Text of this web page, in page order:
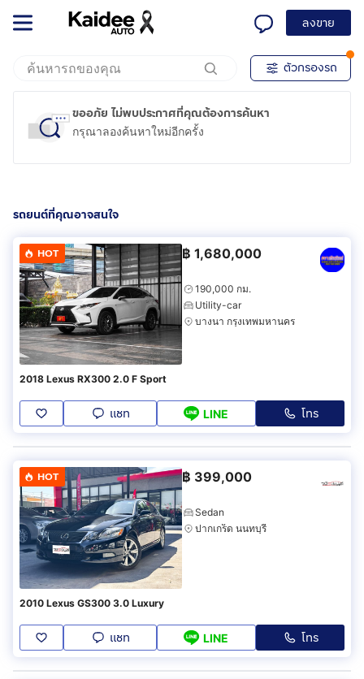
ลงขาย
ตัวกรองรถ
ขออภัย ไม่พบประกาศที่คุณต้องการค้นหา
กรุณาลองค้นหาใหม่อีกครั้ง
รถยนต์ที่คุณอาจสนใจ
HOT ฿ 1,680,000
190,000 กม.
Utility-car
บางนา กรุงเทพมหานคร
2018 Lexus RX300 2.0 F Sport
แชท LINE โทร
HOT ฿ 399,000
Sedan
ปากเกร็ด นนทบุรี
2010 Lexus GS300 3.0 Luxury
แชท LINE โทร